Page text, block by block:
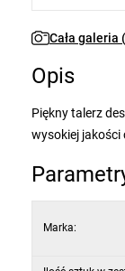
Cała galeria
Opis
Piękny talerz
wysokiej jakości
Marka: